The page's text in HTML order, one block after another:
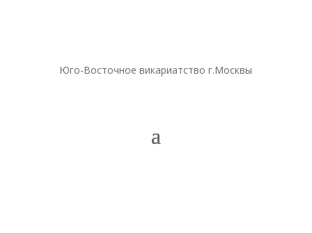
Юго-Восточное викариатство г.Москвы